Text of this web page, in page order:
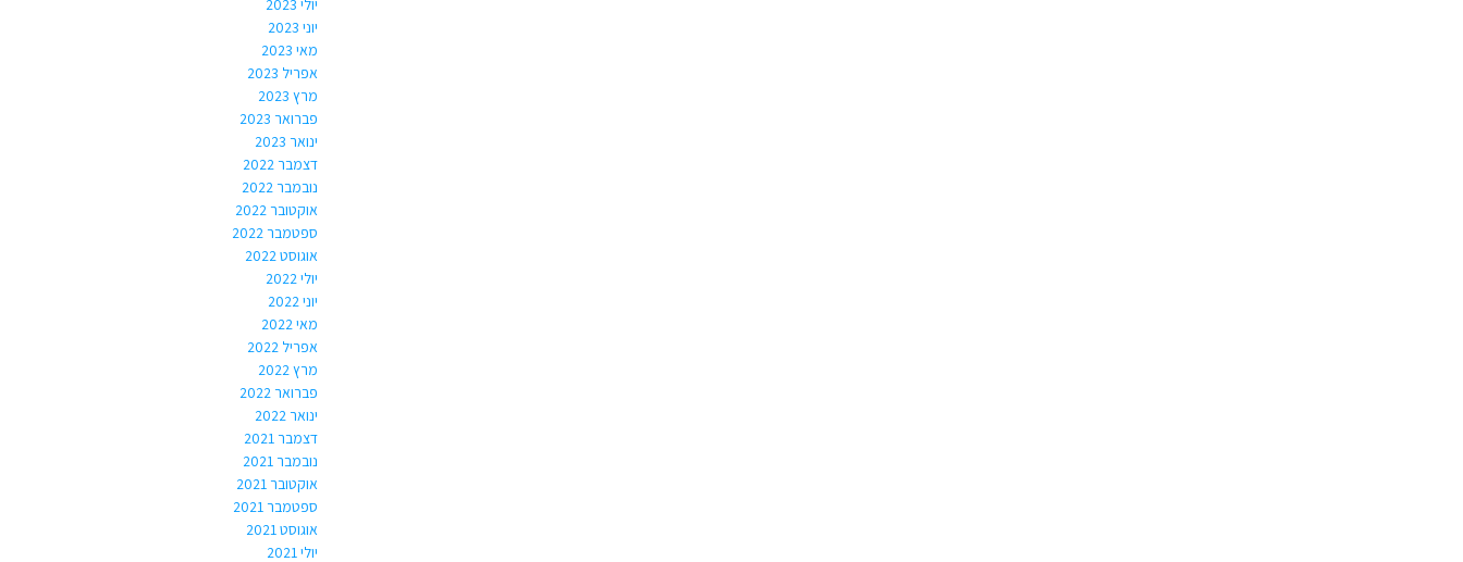
יוני 2023
מאי 2023
אפריל 2023
מרץ 2023
פברואר 2023
ינואר 2023
דצמבר 2022
נובמבר 2022
אוקטובר 2022
ספטמבר 2022
אוגוסט 2022
יולי 2022
יוני 2022
מאי 2022
אפריל 2022
מרץ 2022
פברואר 2022
ינואר 2022
דצמבר 2021
נובמבר 2021
אוקטובר 2021
ספטמבר 2021
אוגוסט 2021
יולי 2021